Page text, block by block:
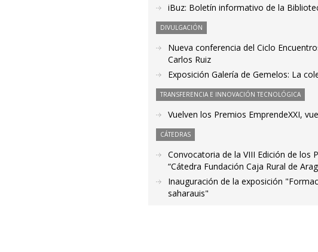
iBuz: Boletín informativo de la
DIVULGACIÓN
Nueva conferencia del Ciclo
Carlos Ruiz
Exposición Galería de Gemelos: La
TRANSFERENCIA E INNOVACIÓN TECNOLÓGICA
Vuelven los Premios EmprendeXXI,
CÁTEDRAS
Convocatoria de la VIII Edición de los
“Cátedra Fundación Caja Rural de
Inauguración de la exposición
saharauis"